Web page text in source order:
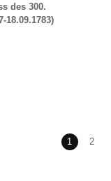
des 300.
18.09.1783)
1 2